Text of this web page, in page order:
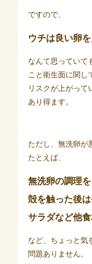
ですので、
ウチは良い卵
なんて思っていて
こと衛生面に関し
リスクが上がって
あり得ます。
ただし、無洗卵が
たとえば、
無洗卵の調理
殻を触った後
サラダなど他
など、ちょっと気
問題ありません。